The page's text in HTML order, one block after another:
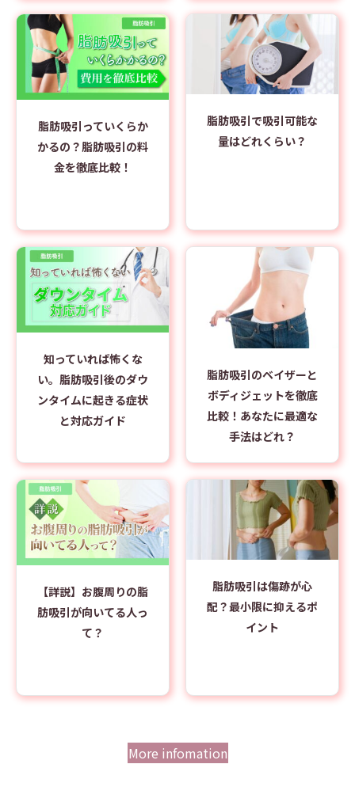
脂肪吸引っていくらか
かるの？脂肪吸引の料
金を徹底比較！
脂肪吸引で吸引可能な
量はどれくらい？
知っていれば怖くな
い。脂肪吸引後のダウ
ンタイムに起きる症状
と対応ガイド
脂肪吸引のベイザーと
ボディジェットを徹底
比較！あなたに最適な
手法はどれ？
【詳説】お腹周りの脂
肪吸引が向いてる人っ
て？
脂肪吸引は傷跡が心
配？最小限に抑えるポ
イント
More infomation